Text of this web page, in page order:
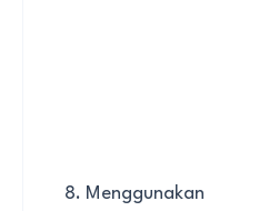
Menggunakan